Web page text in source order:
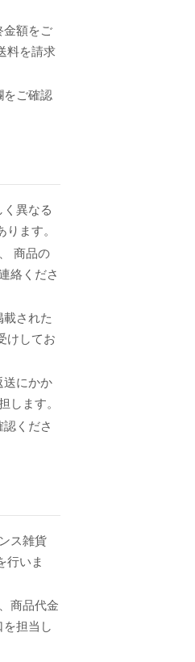
金額をご
料を請求
をご確認
異なる
ます。
商品の
絡くださ
された
けしてお
送にかか
します。
くださ
ス雑貨
行いま
商品代金
担当し